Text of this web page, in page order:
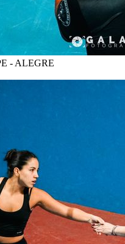
- ALEGRE